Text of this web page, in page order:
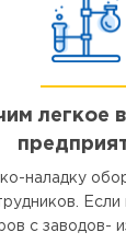
легкое
наладку
с заводов-